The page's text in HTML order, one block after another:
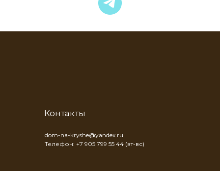
dom-na-kryshe@yandex.ru
Телефон: +7 905 799 55 44 (вт-вс)
Контакты